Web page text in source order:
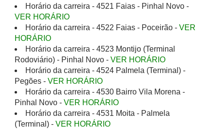
Horário da carreira - 4521 Faias - Pinhal Novo -
VER HORÁRIO
Horário da carreira - 4522 Faias - Poceirão - VER
HORÁRIO
Horário da carreira - 4523 Montijo (Terminal
Rodoviário) - Pinhal Novo - VER HORÁRIO
Horário da carreira - 4524 Palmela (Terminal) -
Pegões - VER HORÁRIO
Horário da carreira - 4530 Bairro Vila Morena -
Pinhal Novo - VER HORÁRIO
Horário da carreira - 4531 Moita - Palmela
(Terminal) - VER HORÁRIO